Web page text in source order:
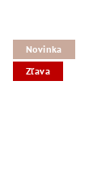
Novinka
Zľava